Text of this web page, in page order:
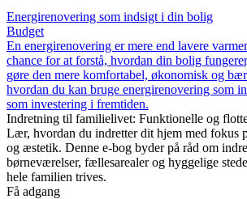
Energirenovering som indsigt i din bolig
Budget
En energirenovering er mere end lavere
chance for at forstå, hvordan din bolig
gøre den mere komfortabel, økonomisk og
hvordan du kan bruge energirenovering som
som investering i fremtiden.
Indretning til familielivet: Funktionelle og
Lær, hvordan du indretter dit hjem med fokus
og æstetik. Denne e-bog byder på råd om
børneværelser, fællesarealer og hyggelige
hele familien trives.
Få adgang